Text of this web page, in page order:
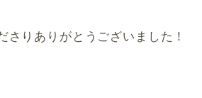
さりありがとうございました！